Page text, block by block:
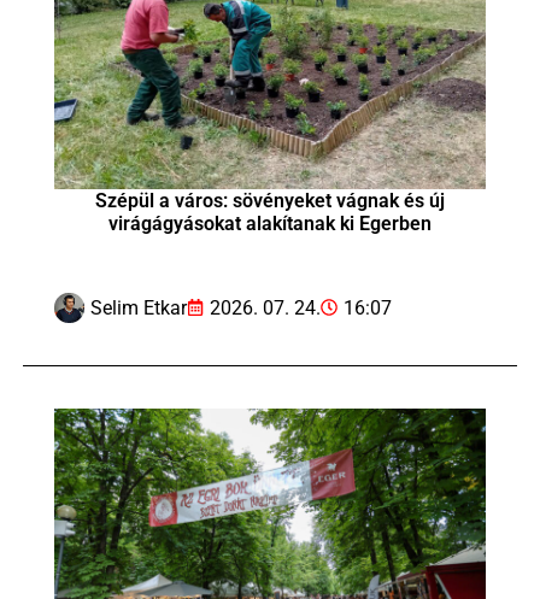
Szépül a város: sövényeket vágnak és új
virágágyásokat alakítanak ki Egerben
Selim Etkar 2026. 07. 24. 16:07